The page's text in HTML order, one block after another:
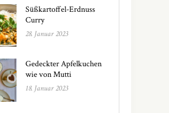
Süßkartoffel-Erdnuss
Curry
28. Januar 2023
Gedeckter Apfelkuchen
wie von Mutti
18. Januar 2023